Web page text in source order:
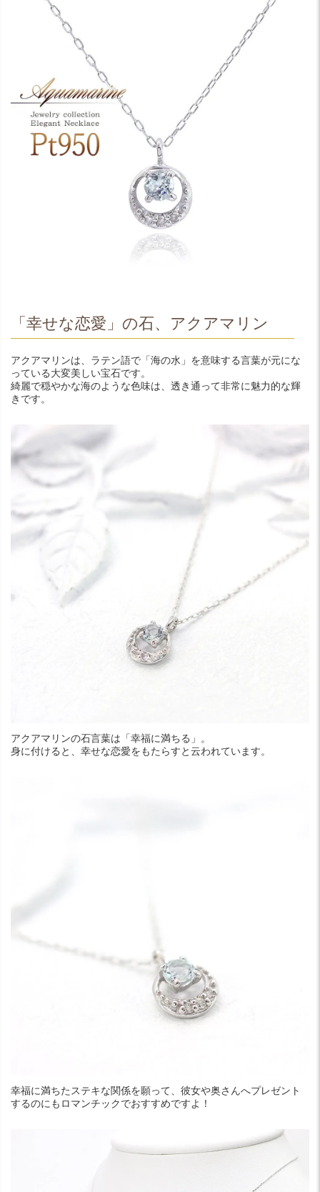
「幸せな恋愛」の石、アクアマリン
アクアマリンは、ラテン語で「海の水」を意味する言葉が元にな
っている大変美しい宝石です。
綺麗で穏やかな海のような色味は、透き通って非常に魅力的な輝
きです。
アクアマリンの石言葉は「幸福に満ちる」。
身に付けると、幸せな恋愛をもたらすと云われています。
幸福に満ちたステキな関係を願って、彼女や奥さんへプレゼント
するのにもロマンチックでおすすめですよ！